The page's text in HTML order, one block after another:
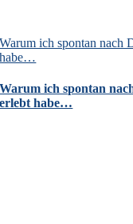
Warum ich spontan nach
habe…
Warum ich spontan
erlebt habe…